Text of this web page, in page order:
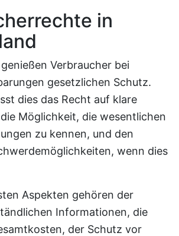
in
Verbraucher bei
gesetzlichen Schutz.
dies das Recht auf klare
Möglichkeit, die wesentlichen
zu kennen, und den
wenn dies
Aspekten gehören der
Informationen, die
der Schutz vor